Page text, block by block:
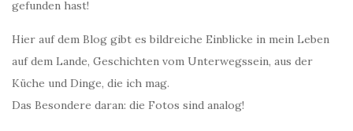
gefunden hast!
Hier auf dem Blog gibt es bildreiche Einblicke in mein Leben
auf dem Lande, Geschichten vom Unterwegssein, aus der
Küche und Dinge, die ich mag.
Das Besondere daran: die Fotos sind analog!